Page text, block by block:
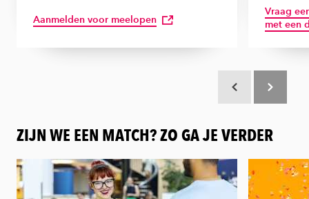
Aanmelden voor meelopen
Vraag
met een
ZIJN WE EEN MATCH? ZO GA JE VERDER